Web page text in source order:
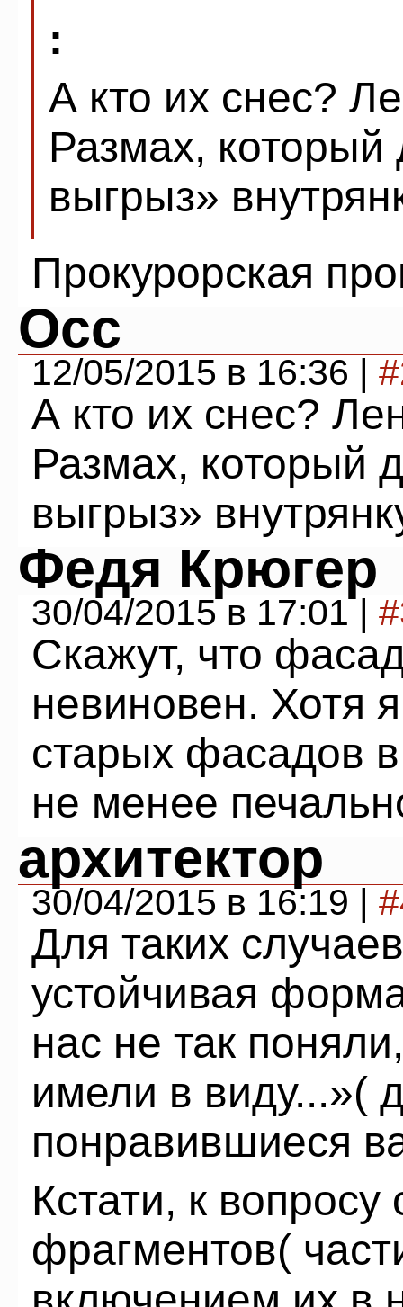
:
А кто их снес?
Размах, который
выгрыз»
Прокурорская
Осс
12/05/2015 в 16:36 |
А кто их снес?
Размах, который
выгрыз»
Федя Крюгер
30/04/2015 в 17:01 |
Скажут, что
невиновен. Хотя
старых фасадов
не менее
архитектор
30/04/2015 в 16:19 |
Для таких
устойчивая
нас не так
имели в виду...»(
понравившиеся
Кстати, к
фрагментов(